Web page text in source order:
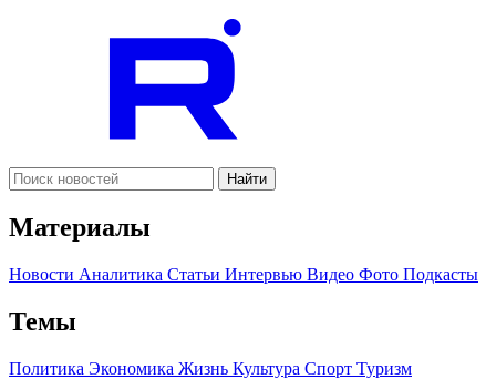
Найти
Материалы
Новости Аналитика Статьи Интервью Видео Фото Подкасты
Темы
Политика Экономика Жизнь Культура Спорт Туризм